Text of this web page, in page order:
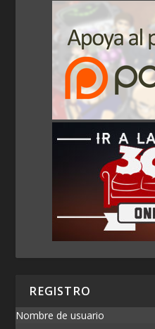
REGISTRO
Nombre de usuario